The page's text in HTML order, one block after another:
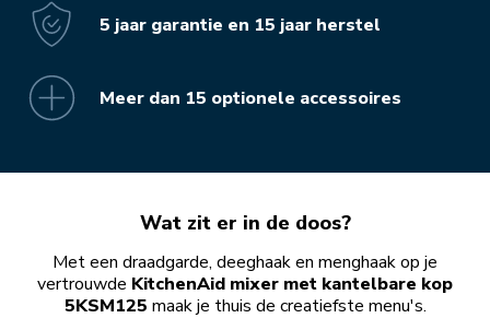
5 jaar garantie en 15 jaar herstel
Meer dan 15 optionele accessoires
Wat zit er in de doos?
Met een draadgarde, deeghaak en menghaak op je
vertrouwde KitchenAid mixer met kantelbare kop
5KSM125 maak je thuis de creatiefste menu's.